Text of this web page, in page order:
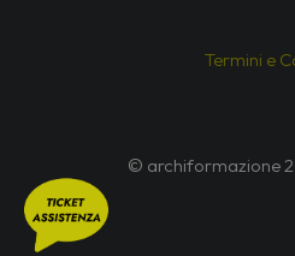
Termini e
© archiformazione